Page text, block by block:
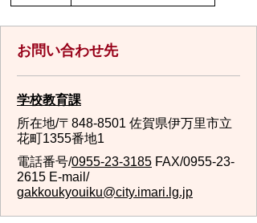
お問い合わせ先
学校教育課
所在地/〒848-8501 佐賀県伊万里市立
花町1355番地1
電話番号/0955-23-3185 FAX/0955-23-
2615 E-mail/
gakkoukyouiku@city.imari.lg.jp